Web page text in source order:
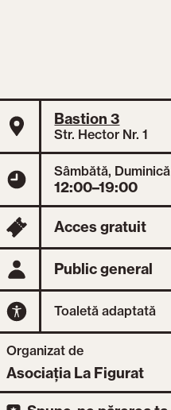
Bastion 3
Str. Hector Nr. 1
Sâmbătă, Duminică
12:00–19:00
Acces gratuit
Public general
Toaletă adaptată
Organizat de
Asociația La Figurat